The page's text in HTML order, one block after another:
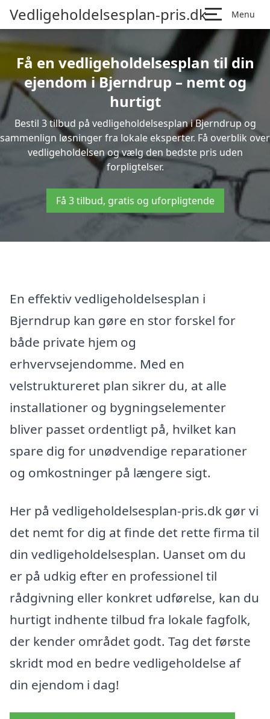
Vedligeholdelsesplan-pris.dk Menu
Få en vedligeholdelsesplan til din
ejendom i Bjerndrup – nemt og
hurtigt
Bestil 3 tilbud på vedligeholdelsesplan i Bjerndrup og
sammenlign løsninger fra lokale eksperter. Få overblik over
vedligeholdelsen og vælg den bedste pris uden
forpligtelser.
Få 3 tilbud, gratis og uforpligtende
En effektiv vedligeholdelsesplan i
Bjerndrup kan gøre en stor forskel for
både private hjem og
erhvervsejendomme. Med en
velstruktureret plan sikrer du, at alle
installationer og bygningselementer
bliver passet ordentligt på, hvilket kan
spare dig for unødvendige reparationer
og omkostninger på længere sigt.
Her på vedligeholdelsesplan-pris.dk gør vi
det nemt for dig at finde det rette firma til
din vedligeholdelsesplan. Uanset om du
er på udkig efter en professionel til
rådgivning eller konkret udførelse, kan du
hurtigt indhente tilbud fra lokale fagfolk,
der kender området godt. Tag det første
skridt mod en bedre vedligeholdelse af
din ejendom i dag!